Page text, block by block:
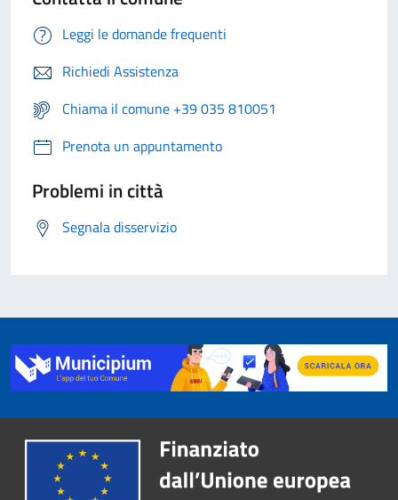
Leggi le domande frequenti
Richiedi Assistenza
Chiama il comune +39 035 810051
Prenota un appuntamento
Problemi in città
Segnala disservizio